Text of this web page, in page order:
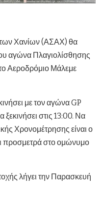
Χανίων (ΑΣΑΧ) θα
αγώνα Πλαγιολίσθησης
Αεροδρόμιο Μάλεμε
με τον αγώνα GP
στις 13:00. Να
Χρονομέτρησης είναι ο
προσμετρά στο ομώνυμο
λήγει την Παρασκευή